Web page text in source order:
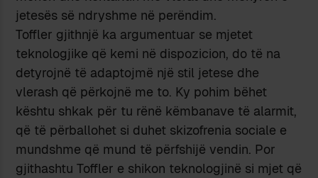
jetesës së ndryshme në perëndim.
Toffler gjithnjë ka argumentuar se mjetet
teknologjike që kemi në dispozicion, do të na
detyrojnë të adaptojmë një stil jetese dhe
vlerash që përkojnë me to. Ky pohim bëhet
kështu shkak për tu rënë këmbanave të alarmit,
që të përballohet si duhet skizofrenia sociale e
mundshme që mund të përfshijë vendin. Por
gjithashtu Toffler e shikon teknologjinë si mjet që